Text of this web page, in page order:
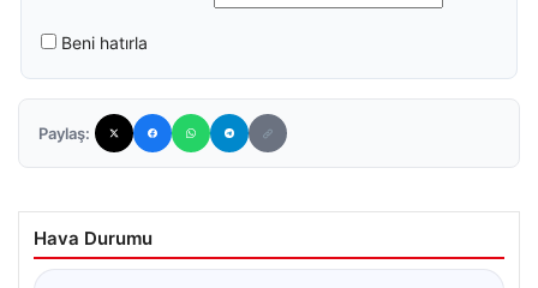
Beni hatırla
Paylaş:
Hava Durumu